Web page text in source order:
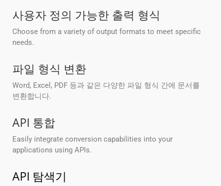
사용자 정의 가능한 출력 형식
Choose from a variety of output formats to meet specific
needs.
파일 형식 변환
Word, Excel, PDF 등과 같은 다양한 파일 형식 간에 문서를
변환합니다.
API 통합
Easily integrate conversion capabilities into your
applications using APIs.
API 탐색기